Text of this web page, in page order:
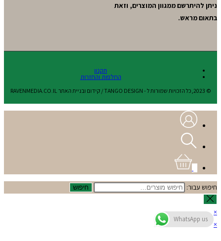
ניתן להיתרשם ממגוון המוצרים, וזאת
בתאום מראש.
תקנון
החלפות והחזרות
© 2023,כל הזכויות שמורות ל - TANGO DESIGN / קידום ובניית האתר RAVENMEDIA.CO.IL
חיפוש עבור: חיפוש
×
×
WhatsApp us